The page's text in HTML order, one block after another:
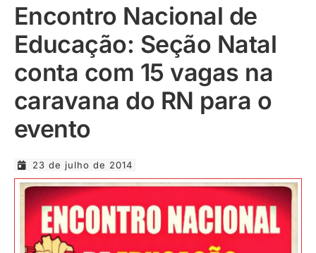
PUBLICAÇÕES
DOCUMENTOS
GALERIAS
EVENTOS
JURÍDICO
Encontro Nacional de
Educação: Seção Natal
conta com 15 vagas na
caravana do RN para o
evento
23 de julho de 2014